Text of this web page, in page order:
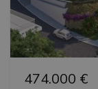
474.000 €